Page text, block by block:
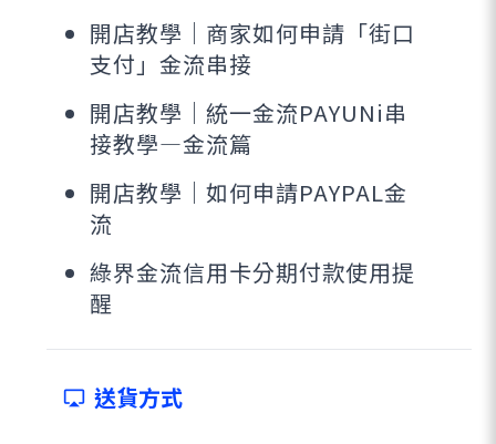
開店教學｜商家如何申請「街口
支付」金流串接
開店教學｜統一金流PAYUNi串
接教學—金流篇
開店教學｜如何申請PAYPAL金
流
綠界金流信用卡分期付款使用提
醒
airplay 送貨方式